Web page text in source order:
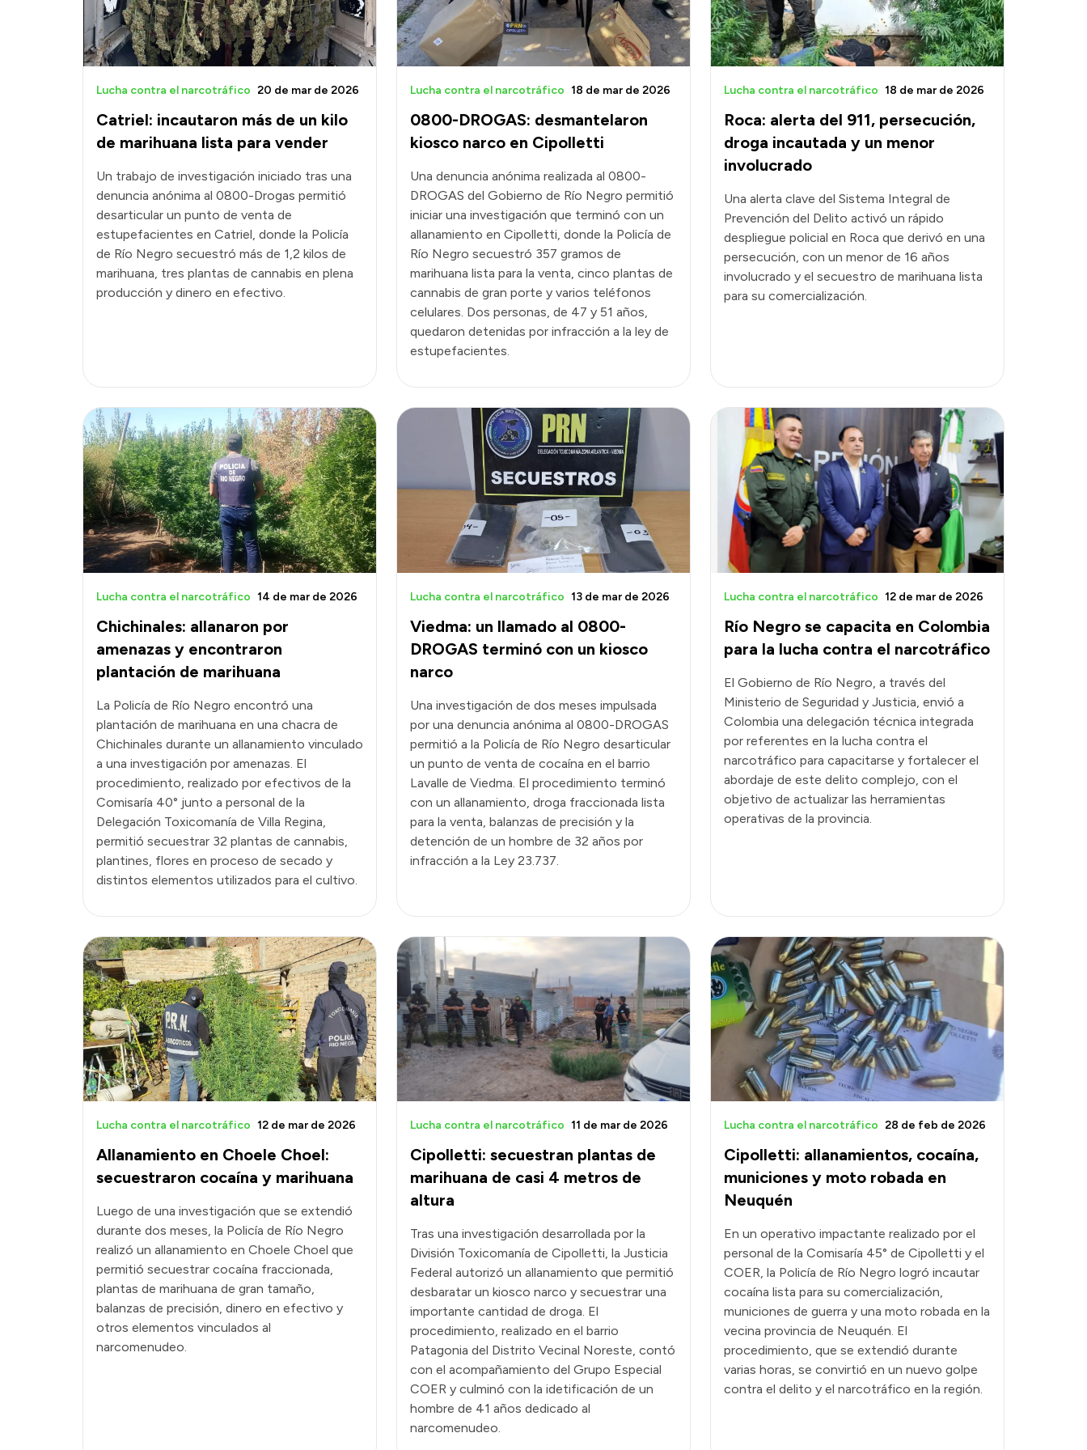
Catriel: incautaron más de un kilo
de marihuana lista para vender
Lucha contra el narcotráfico 20 de mar de 2026
Un trabajo de investigación iniciado tras una
denuncia anónima al 0800-Drogas permitió
desarticular un punto de venta de
estupefacientes en Catriel, donde la Policía
de Río Negro secuestró más de 1,2 kilos de
marihuana, tres plantas de cannabis en plena
producción y dinero en efectivo.
0800-DROGAS: desmantelaron
kiosco narco en Cipolletti
Lucha contra el narcotráfico 18 de mar de 2026
Una denuncia anónima realizada al 0800-
DROGAS del Gobierno de Río Negro permitió
iniciar una investigación que terminó con un
allanamiento en Cipolletti, donde la Policía de
Río Negro secuestró 357 gramos de
marihuana lista para la venta, cinco plantas de
cannabis de gran porte y varios teléfonos
celulares. Dos personas, de 47 y 51 años,
quedaron detenidas por infracción a la ley de
estupefacientes.
Roca: alerta del 911, persecución,
droga incautada y un menor
involucrado
Lucha contra el narcotráfico 18 de mar de 2026
Una alerta clave del Sistema Integral de
Prevención del Delito activó un rápido
despliegue policial en Roca que derivó en una
persecución, con un menor de 16 años
involucrado y el secuestro de marihuana lista
para su comercialización.
Chichinales: allanaron por
amenazas y encontraron
plantación de marihuana
Lucha contra el narcotráfico 14 de mar de 2026
La Policía de Río Negro encontró una
plantación de marihuana en una chacra de
Chichinales durante un allanamiento vinculado
a una investigación por amenazas. El
procedimiento, realizado por efectivos de la
Comisaría 40° junto a personal de la
Delegación Toxicomanía de Villa Regina,
permitió secuestrar 32 plantas de cannabis,
plantines, flores en proceso de secado y
distintos elementos utilizados para el cultivo.
Viedma: un llamado al 0800-
DROGAS terminó con un kiosco
narco
Lucha contra el narcotráfico 13 de mar de 2026
Una investigación de dos meses impulsada
por una denuncia anónima al 0800-DROGAS
permitió a la Policía de Río Negro desarticular
un punto de venta de cocaína en el barrio
Lavalle de Viedma. El procedimiento terminó
con un allanamiento, droga fraccionada lista
para la venta, balanzas de precisión y la
detención de un hombre de 32 años por
infracción a la Ley 23.737.
Río Negro se capacita en Colombia
para la lucha contra el narcotráfico
Lucha contra el narcotráfico 12 de mar de 2026
El Gobierno de Río Negro, a través del
Ministerio de Seguridad y Justicia, envió a
Colombia una delegación técnica integrada
por referentes en la lucha contra el
narcotráfico para capacitarse y fortalecer el
abordaje de este delito complejo, con el
objetivo de actualizar las herramientas
operativas de la provincia.
Allanamiento en Choele Choel:
secuestraron cocaína y marihuana
Lucha contra el narcotráfico 12 de mar de 2026
Luego de una investigación que se extendió
durante dos meses, la Policía de Río Negro
realizó un allanamiento en Choele Choel que
permitió secuestrar cocaína fraccionada,
plantas de marihuana de gran tamaño,
balanzas de precisión, dinero en efectivo y
otros elementos vinculados al
narcomenudeo.
Cipolletti: secuestran plantas de
marihuana de casi 4 metros de
altura
Lucha contra el narcotráfico 11 de mar de 2026
Tras una investigación desarrollada por la
División Toxicomanía de Cipolletti, la Justicia
Federal autorizó un allanamiento que permitió
desbaratar un kiosco narco y secuestrar una
importante cantidad de droga. El
procedimiento, realizado en el barrio
Patagonia del Distrito Vecinal Noreste, contó
con el acompañamiento del Grupo Especial
COER y culminó con la idetificación de un
hombre de 41 años dedicado al
narcomenudeo.
Cipolletti: allanamientos, cocaína,
municiones y moto robada en
Neuquén
Lucha contra el narcotráfico 28 de feb de 2026
En un operativo impactante realizado por el
personal de la Comisaría 45° de Cipolletti y el
COER, la Policía de Río Negro logró incautar
cocaína lista para su comercialización,
municiones de guerra y una moto robada en la
vecina provincia de Neuquén. El
procedimiento, que se extendió durante
varias horas, se convirtió en un nuevo golpe
contra el delito y el narcotráfico en la región.